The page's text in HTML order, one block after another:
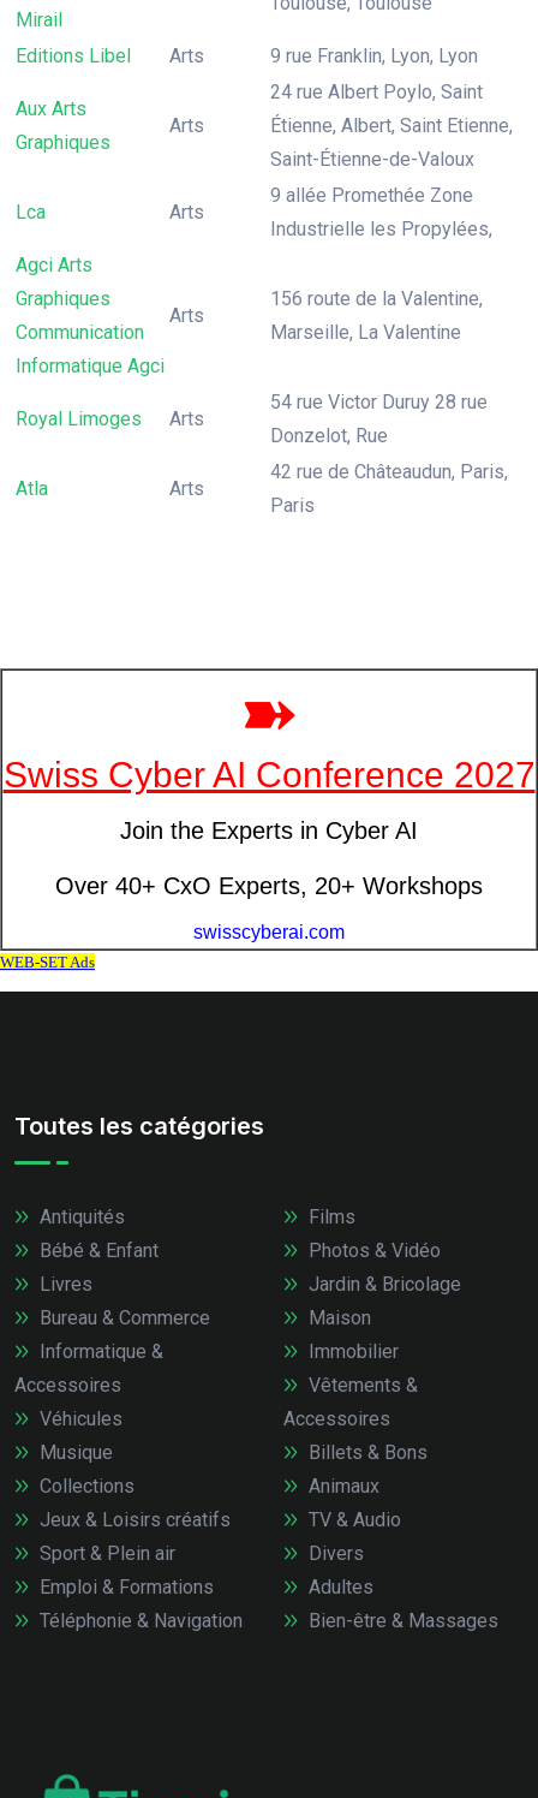
Mirail
Editions Libel Arts 9 rue Franklin, Lyon, Lyon
Aux Arts
Graphiques
Arts
24 rue Albert Poylo, Saint
Étienne, Albert, Saint Etienne,
Saint-Étienne-de-Valoux
Lca Arts
9 allée Promethée Zone
Industrielle les Propylées,
Agci Arts
Graphiques
Communication
Informatique Agci
Arts
156 route de la Valentine,
Marseille, La Valentine
Royal Limoges Arts
54 rue Victor Duruy 28 rue
Donzelot, Rue
Atla Arts
42 rue de Châteaudun, Paris,
Paris
Toutes les catégories
Antiquités
Bébé & Enfant
Livres
Bureau & Commerce
Informatique &
Accessoires
Véhicules
Films
Photos & Vidéo
Jardin & Bricolage
Maison
Immobilier
Vêtements &
Accessoires
Musique
Collections
Jeux & Loisirs créatifs
Sport & Plein air
Emploi & Formations
Téléphonie & Navigation
Billets & Bons
Animaux
TV & Audio
Divers
Adultes
Bien-être & Massages